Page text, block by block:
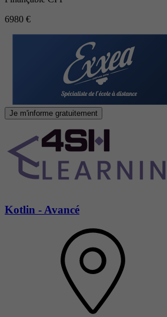
6980 €
Je m'informe gratuitement
Kotlin - Avancé